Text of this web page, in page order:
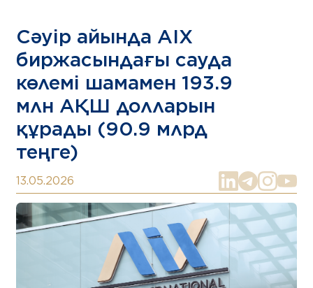
Сәуір айында AIX
биржасындағы сауда
көлемі шамамен 193.9
млн АҚШ долларын
құрады (90.9 млрд
теңге)
13.05.2026